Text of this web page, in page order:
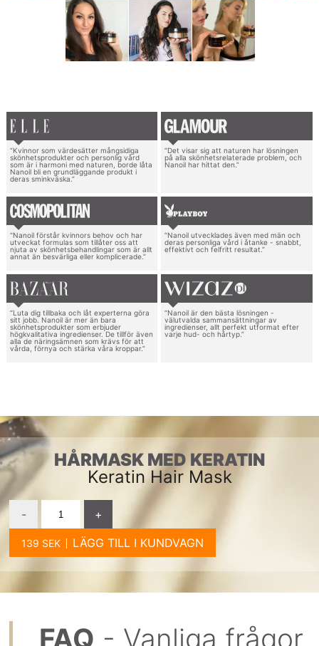
“Kvinnor som värdesätter mångsidiga
skönhetsprodukter och personlig vård
som är i harmoni med naturen, borde låta
Nanoil bli en grundläggande produkt i
deras sminkväska.”
“Det visar sig att naturen har lösningen
på alla skönhetsrelaterade problem, och
Nanoil har hittat den.”
“Nanoil förstår kvinnors behov och har
utveckat formulas som tillåter oss att
njuta av skönhetsbehandlingar som är allt
annat än besvärliga eller komplicerade.”
“Nanoil utvecklades även med män och
deras personliga vård i åtanke - snabbt,
effektivt och felfritt resultat.”
“Luta dig tillbaka och låt experterna göra
sitt jobb. Nanoil är mer än bara
skönhetsprodukter som erbjuder
högkvalitativa ingredienser. De tillför även
alla de näringsämnen som krävs för att
vårda, förnya och stärka våra kroppar.”
“Nanoil är den bästa lösningen -
välutvalda sammansättningar av
ingredienser, allt perfekt utformat efter
varje hud- och hårtyp.”
HÅRMASK MED KERATIN
Keratin Hair Mask
-
+
LÄGG TILL I KUNDVAGN
FAQ - Vanliga frågor